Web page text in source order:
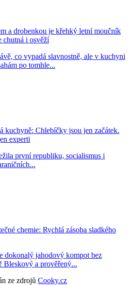
a drobenkou je křehký letní moučník
chutná i osvěží
co vypadá slavnostně, ale v kuchyni
po tomhle...
kuchyně: Chlebíčky jsou jen začátek.
experti
první republiku, socialismus i
chemie: Rychlá zásoba sladkého
dokonalý jahodový kompot bez
Bleskový a prověřený...
ze zdrojů Cooky.cz